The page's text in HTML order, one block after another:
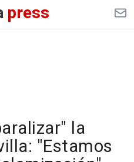
press
la
"Estamos